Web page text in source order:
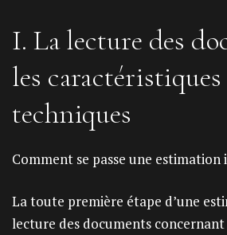
I. La lecture des
les caractéristiques
techniques
Comment se passe une estimation
La toute première étape d’une
lecture des documents